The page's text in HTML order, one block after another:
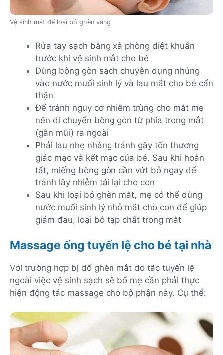
Vệ sinh mắt để loại bỏ ghèn vàng
Rửa tay sạch bằng xà phòng diệt khuẩn
trước khi vệ sinh mắt cho bé
Dùng bông gòn sạch chuyên dụng nhúng
vào nước muối sinh lý và lau mắt cho bé cẩn
thận
Để tránh nguy cơ nhiễm trùng cho mắt mẹ
nên di chuyển bông gòn từ phía trong mắt
(gần mũi) ra ngoài
Phải lau nhẹ nhàng tránh gây tổn thương
giác mạc và kết mạc của bé. Sau khi hoàn
tất, miếng bông gòn cần vứt bỏ ngay để
tránh lây nhiễm tái lại cho con
Sau khi loại bỏ ghèn mắt, mẹ có thể dùng
nước muối sinh lý nhỏ mắt cho con để giúp
giảm đau, loại bỏ tạp chất trong mắt
Massage ống tuyến lệ cho bé tại nhà
Với trường hợp bị đổ ghèn mắt do tắc tuyến lệ
ngoài việc vệ sinh sạch sẽ bố mẹ cần phải thực
hiện động tác massage cho bộ phận này. Cụ thể: